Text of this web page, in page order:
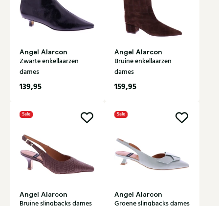
Angel Alarcon
Zwarte enkellaarzen
dames
139,95
Angel Alarcon
Bruine enkellaarzen
dames
159,95
Sale
Angel Alarcon
Bruine slingbacks dames
Sale
Angel Alarcon
Groene slingbacks dames